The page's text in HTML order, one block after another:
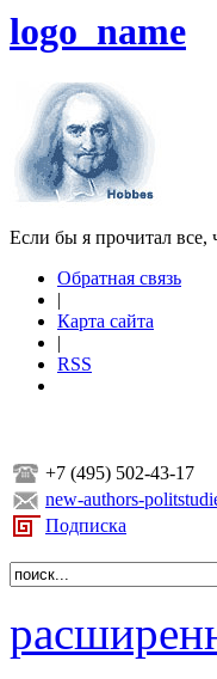
logo_name
Если бы я прочитал все,
Обратная связь
|
Карта сайта
|
RSS
+7 (495) 502-43-17
new-authors-
Подписка